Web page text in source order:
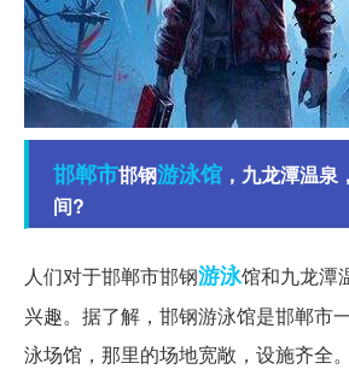
邯郸市邯钢游泳馆 ，九龙潭温
间?
人们对于邯郸市邯钢游泳馆和九龙潭
兴趣。据了解，邯钢游泳馆是邯郸市
泳场馆，那里的场地宽敞，设施齐全